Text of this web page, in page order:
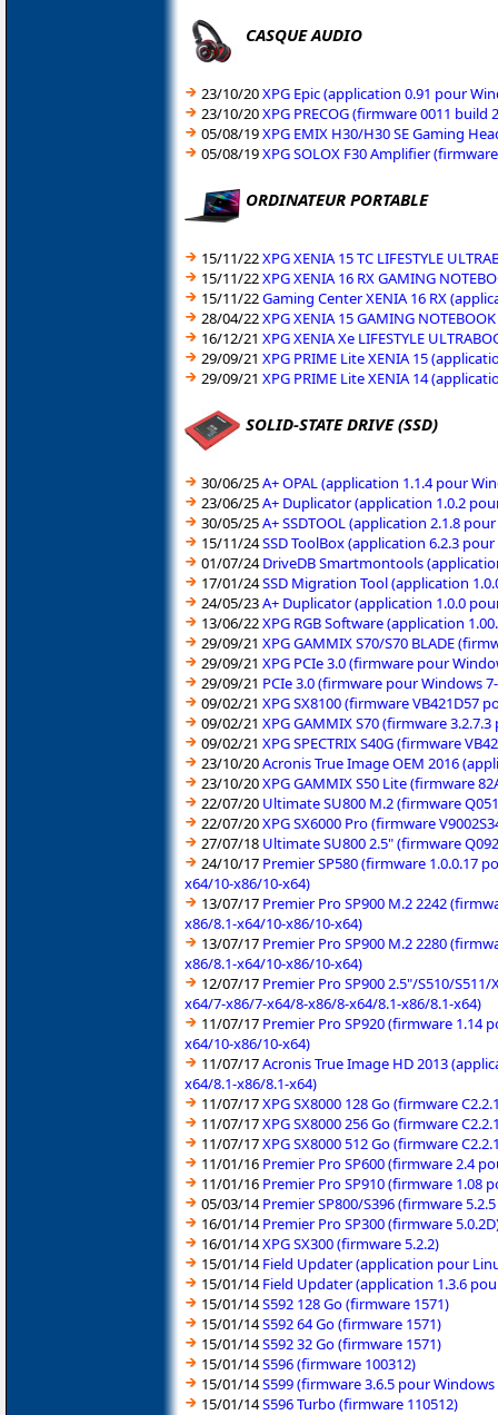
CASQUE AUDIO
23/10/20XPG Epic (application 0.91 pour
23/10/20XPG PRECOG (firmware 0011
05/08/19XPG EMIX H30/H30 SE Gaming
05/08/19XPG SOLOX F30 Amplifier
ORDINATEUR PORTABLE
15/11/22XPG XENIA 15 TC LIFESTYLE
15/11/22XPG XENIA 16 RX GAMING
15/11/22Gaming Center XENIA 16 RX
28/04/22XPG XENIA 15 GAMING
16/12/21 XPG XENIA Xe LIFESTYLE
29/09/21 XPG PRIME Lite XENIA 15
29/09/21 XPG PRIME Lite XENIA 14
SOLID-STATE DRIVE (SSD)
30/06/25A+ OPAL (application 1.1.4 pour
23/06/25A+ Duplicator (application 1.0.2
30/05/25A+ SSDTOOL (application 2.1.8
15/11/24SSD ToolBox (application 6.2.3
01/07/24DriveDB Smartmontools
17/01/24SSD Migration Tool (application
24/05/23A+ Duplicator (application 1.0.0
13/06/22XPG RGB Software (application
29/09/21 XPG GAMMIX S70/S70 BLADE
29/09/21 XPG PCIe 3.0 (firmware pour
29/09/21 PCIe 3.0 (firmware pour Windows
09/02/21 XPG SX8100 (firmware VB421D57
09/02/21 XPG GAMMIX S70 (firmware
09/02/21 XPG SPECTRIX S40G (firmware
23/10/20Acronis True Image OEM 2016
23/10/20XPG GAMMIX S50 Lite (firmware
22/07/20 Ultimate SU800 M.2 (firmware
22/07/20XPG SX6000 Pro (firmware
27/07/18 Ultimate SU800 2.5" (firmware
24/10/17 Premier SP580 (firmware 1.0.0.17
x64/10-x86/10-x64)
13/07/17 Premier Pro SP900 M.2 2242
x86/8.1-x64/10-x86/10-x64)
13/07/17 Premier Pro SP900 M.2 2280
x86/8.1-x64/10-x86/10-x64)
12/07/17 Premier Pro SP900 2.5"/S510/
x64/7-x86/7-x64/8-x86/8-x64/8.1-x86/8.1-x64)
11/07/17 Premier Pro SP920 (firmware 1.14
x64/10-x86/10-x64)
11/07/17Acronis True Image HD 2013
x64/8.1-x86/8.1-x64)
11/07/17XPG SX8000 128 Go (firmware
11/07/17XPG SX8000 256 Go (firmware
11/07/17XPG SX8000 512 Go (firmware
11/01/16 Premier Pro SP600 (firmware 2.4
11/01/16 Premier Pro SP910 (firmware 1.08
05/03/14Premier SP800/S396 (firmware
16/01/14Premier Pro SP300 (firmware
16/01/14XPG SX300 (firmware 5.2.2)
15/01/14Field Updater (application pour
15/01/14Field Updater (application 1.3.6
15/01/14S592 128 Go (firmware 1571)
15/01/14S592 64 Go (firmware 1571)
15/01/14S592 32 Go (firmware 1571)
15/01/14S596 (firmware 100312)
15/01/14S599 (firmware 3.6.5 pour
15/01/14S596 Turbo (firmware 110512)